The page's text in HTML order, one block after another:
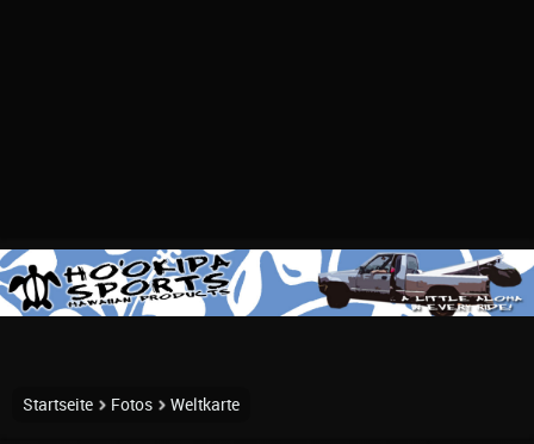
Startseite Fotos Weltkarte